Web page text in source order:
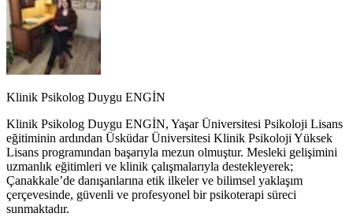
Klinik Psikolog Duygu ENGİN
Klinik Psikolog Duygu ENGİN, Yaşar Üniversitesi Psikoloji Lisans
eğitiminin ardından Üsküdar Üniversitesi Klinik Psikoloji Yüksek
Lisans programından başarıyla mezun olmuştur. Mesleki gelişimini
uzmanlık eğitimleri ve klinik çalışmalarıyla destekleyerek;
Çanakkale’de danışanlarına etik ilkeler ve bilimsel yaklaşım
çerçevesinde, güvenli ve profesyonel bir psikoterapi süreci
sunmaktadır.